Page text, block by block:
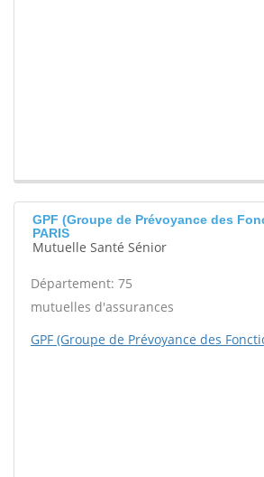
GPF (Groupe de Prévoyance des
PARIS
Mutuelle Santé Sénior
Département: 75
mutuelles d'assurances
GPF (Groupe de Prévoyance des